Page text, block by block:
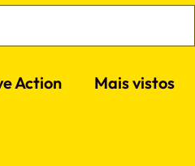
Action Mais vistos